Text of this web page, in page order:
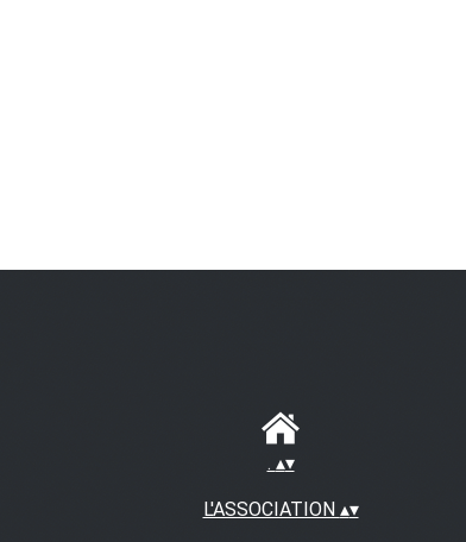
. ▴▾
L'ASSOCIATION ▴▾